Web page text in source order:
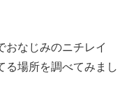
おなじみのニチレイ
る場所を調べてみまし